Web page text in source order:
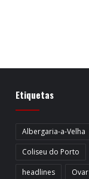
Etiquetas
Albergaria-a-Velha
Coliseu do Porto
headlines
Ovar